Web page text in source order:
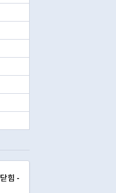
닫힘 -